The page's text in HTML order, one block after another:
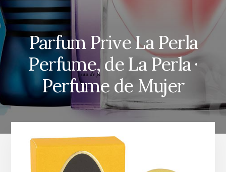
Parfum Prive La Perla
Perfume, de La Perla ·
Perfume de Mujer